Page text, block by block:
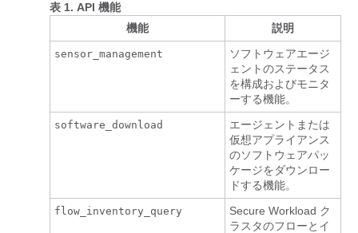
表 1. API 機能
機能
説明
sensor_management
ソフトウェアエージ
ェントのステータス
を構成およびモニタ
ーする機能。
software_download
エージェントまたは
仮想アプライアンス
のソフトウェアパッ
ケージをダウンロー
ドする機能。
flow_inventory_query Secure Workload ク
ラスタのフローとイ